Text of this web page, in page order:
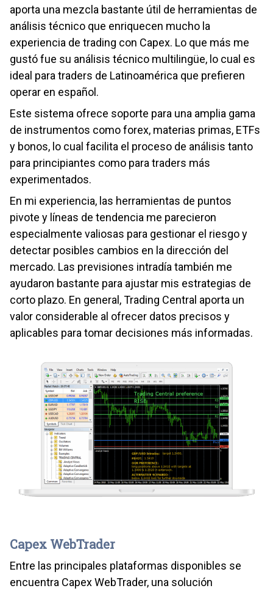
aporta una mezcla bastante útil de herramientas de
análisis técnico que enriquecen mucho la
experiencia de trading con Capex. Lo que más me
gustó fue su análisis técnico multilingüe, lo cual es
ideal para traders de Latinoamérica que prefieren
operar en español.
Este sistema ofrece soporte para una amplia gama
de instrumentos como forex, materias primas, ETFs
y bonos, lo cual facilita el proceso de análisis tanto
para principiantes como para traders más
experimentados.
En mi experiencia, las herramientas de puntos
pivote y líneas de tendencia me parecieron
especialmente valiosas para gestionar el riesgo y
detectar posibles cambios en la dirección del
mercado. Las previsiones intradía también me
ayudaron bastante para ajustar mis estrategias de
corto plazo. En general, Trading Central aporta un
valor considerable al ofrecer datos precisos y
aplicables para tomar decisiones más informadas.
​Capex WebTrader
Entre las principales plataformas disponibles se
encuentra Capex WebTrader, una solución